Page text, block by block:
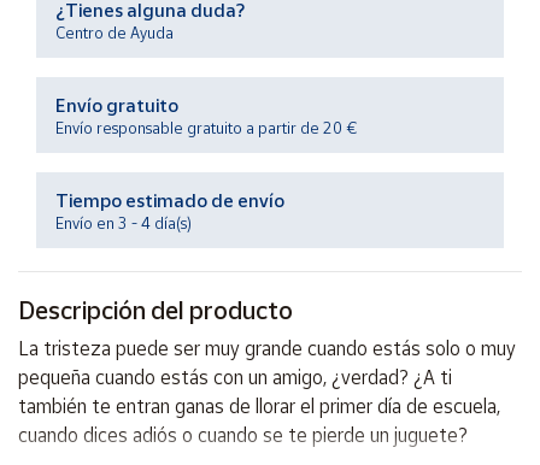
Productos
Solidarios
Ayuda
Centro
de ayuda
Contacto
Vendedores
Mapa de
vendedores
Hazte
¿Tienes alguna duda?
Centro de Ayuda
Envío gratuito
Envío responsable gratuito a partir de 20 €
Tiempo estimado de envío
Envío en 3 - 4 día(s)
Descripción del producto
La tristeza puede ser muy grande cuando estás solo o muy
pequeña cuando estás con un amigo, ¿verdad? ¿A ti
también te entran ganas de llorar el primer día de escuela,
cuando dices adiós o cuando se te pierde un juguete?